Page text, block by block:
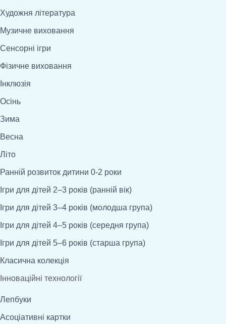
Художня література
Музичне виховання
Сенсорні ігри
Фізичне виховання
Інклюзія
Осінь
Зима
Весна
Літо
Ранній розвиток дитини 0-2 роки
Ігри для дітей 2–3 років (ранній вік)
Ігри для дітей 3–4 років (молодша група)
Ігри для дітей 4–5 років (середня група)
Ігри для дітей 5–6 років (старша група)
Класична колекція
Інноваційні технології
Лепбуки
Асоціативні картки